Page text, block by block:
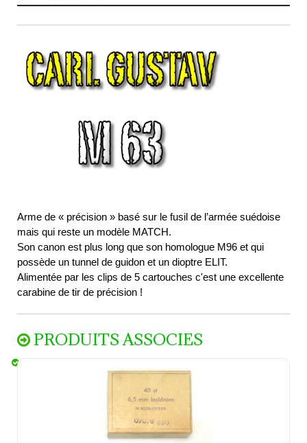
Arme de « précision » basé sur le fusil de l’armée suédoise
mais qui reste un modèle MATCH.
Son canon est plus long que son homologue M96 et qui
possède un tunnel de guidon et un dioptre ELIT.
Alimentée par les clips de 5 cartouches c'est une excellente
carabine de tir de précision !
PRODUITS ASSOCIES
Clip de rechargement